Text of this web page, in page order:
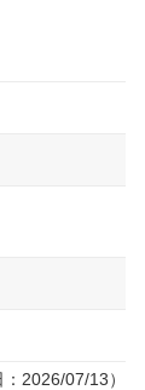
が標準値
2026/07/13）